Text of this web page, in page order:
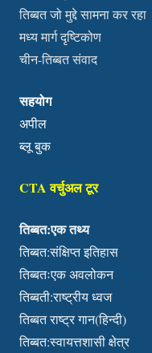
तिब्बत जो मुद्दे सामना कर रहा
मध्य मार्ग दृष्टिकोण
चीन-तिब्बत संवाद
सहयोग
अपील
ब्लू बुक
CTA वर्चुअल टूर
तिब्बत:एक तथ्य
तिब्बत:संक्षिप्त इतिहास
तिब्बतःएक अवलोकन
तिब्बती:राष्ट्रीय ध्वज
तिब्बत राष्ट्र गान(हिन्दी)
तिब्बत:स्वायत्तशासी क्षेत्र